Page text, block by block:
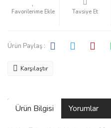
Tavsiye Et
Ürün Paylaş :
Karşılaştır
Ürün Bilgisi Yorumlar